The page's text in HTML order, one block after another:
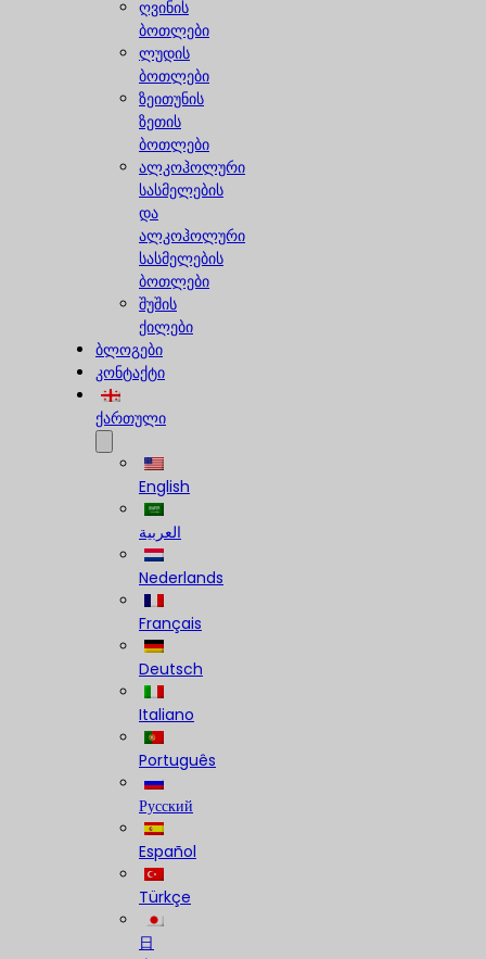
ღვინის
ბოთლები
ლუდის
ბოთლები
ზეითუნის
ზეთის
ბოთლები
ალკოჰოლური
სასმელების
და
ალკოჰოლური
სასმელების
ბოთლები
შუშის
ქილები
ბლოგები
კონტაქტი
ქართული
English
العربية
Nederlands
Français
Deutsch
Italiano
Português
Русский
Español
Türkçe
日